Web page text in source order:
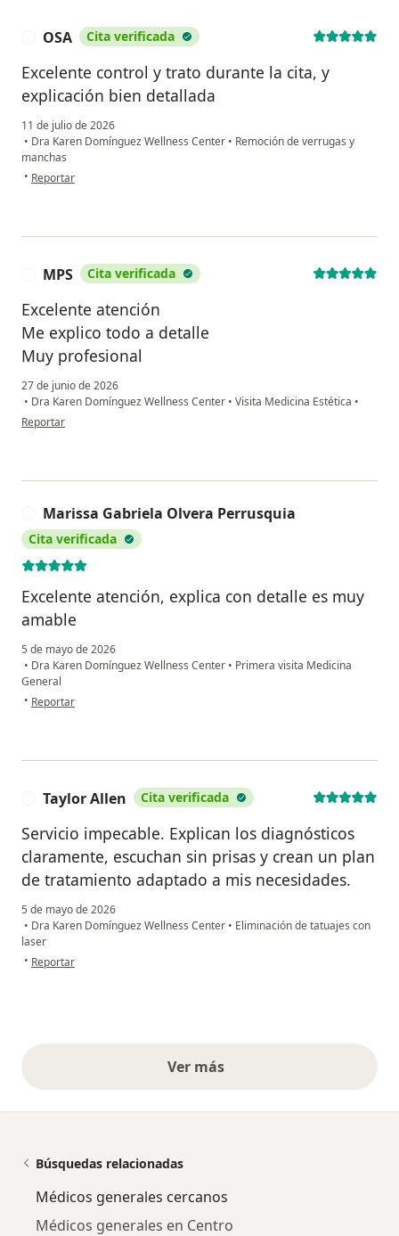
OSA Cita verificada
Excelente control y trato durante la cita, y
explicación bien detallada
11 de julio de 2026
• Dra Karen Domínguez Wellness Center • Remoción de verrugas y
manchas
• en opinión del usuario OSA
Reportar
MPS Cita verificada
Excelente atención
Me explico todo a detalle
Muy profesional
27 de junio de 2026
• Dra Karen Domínguez Wellness Center • Visita Medicina Estética •
en opinión del usuario MPS
Reportar
Marissa Gabriela Olvera Perrusquia
Cita verificada
Excelente atención, explica con detalle es muy
amable
5 de mayo de 2026
• Dra Karen Domínguez Wellness Center • Primera visita Medicina
General
• en opinión del usuario Marissa Gabriela Olvera Perrusquia
Reportar
Taylor Allen Cita verificada
Servicio impecable. Explican los diagnósticos
claramente, escuchan sin prisas y crean un plan
de tratamiento adaptado a mis necesidades.
5 de mayo de 2026
• Dra Karen Domínguez Wellness Center • Eliminación de tatuajes con
laser
• en opinión del usuario Taylor Allen
Reportar
Ver másopiniones anteriores
Búsquedas relacionadas
Médicos generales cercanos
Médicos generales en Centro